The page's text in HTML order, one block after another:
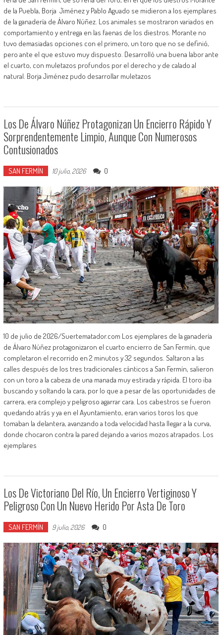
de la Puebla, Borja Jiménez y Pablo Aguado se midieron a los ejemplares
de la ganadería de Álvaro Núñez. Los animales se mostraron variados en
comportamiento y entrega en las faenas de los diestros. Morante no
tuvo demasiadas opciones con el primero, un toro que no se definió,
pero ante el que estuvo muy dispuesto. Desarrolló una buena labor ante
el cuarto, con muletazos profundos por el derecho y de calado al
natural. Borja Jiménez pudo desarrollar muletazos
Los De Álvaro Núñez Protagonizan Un Encierro Rápido Y
Sorprendentemente Limpio, Aunque Con Numerosos
Contusionados
SAN FERMÍN 10 julio, 2026 0
10 de julio de 2026/Suertematador.com Los ejemplares de la ganadería
de Álvaro Núñez protagonizaron el cuarto encierro de San Fermín, que
completaron el recorrido en 2 minutos y 32 segundos. Saltaron a las
calles después de los tres tradicionales cánticos a San Fermín, salieron
con un toro a la cabeza de una manada muy estirada y rápida. El toro iba
buscando y soltando la cara, por lo que a pesar de las oportunidades de
carrera, era complejo y peligroso agarrar cara. Los cabestros se fueron
quedando atrás y ya en el Ayuntamiento, eran varios toros los que
tomaban la delantera, avanzando a toda velocidad hasta llegar a la curva,
donde chocaron contra la pared dejando a varios mozos atrapados. Los
ejemplares
Los De Victoriano Del Río, Un Encierro Vertiginoso Y
Peligroso Con Un Nuevo Herido Por Asta De Toro
SAN FERMÍN 9 julio, 2026 0